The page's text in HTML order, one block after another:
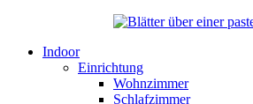
Indoor
Einrichtung
Wohnzimmer
Schlafzimmer